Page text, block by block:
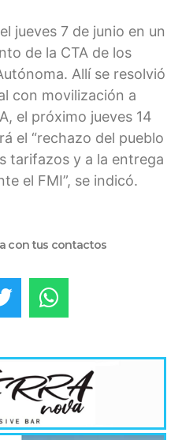
jueves 7 de junio en un
de la CTA de los
Allí se resolvió
con movilización a
el próximo jueves 14
el “rechazo del pueblo
tarifazos y a la entrega
el FMI”, se indicó.
con tus contactos